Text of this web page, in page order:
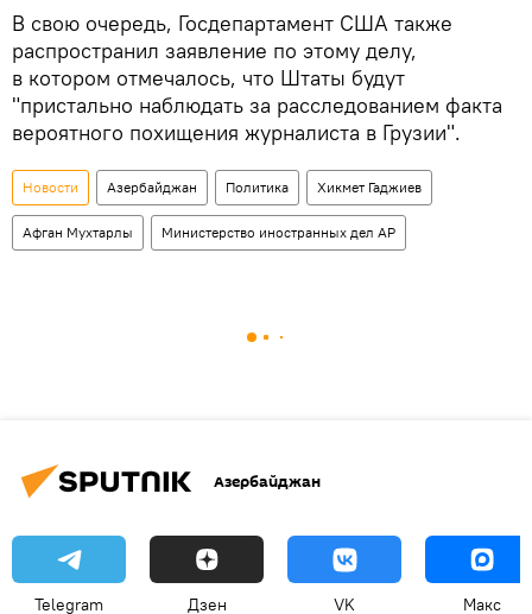
В свою очередь, Госдепартамент США также
распространил заявление по этому делу,
в котором отмечалось, что Штаты будут
"пристально наблюдать за расследованием факта
вероятного похищения журналиста в Грузии".
Новости Азербайджан Политика Хикмет Гаджиев
Афган Мухтарлы Министерство иностранных дел АР
Азербайджан
Telegram Дзен VK Макс